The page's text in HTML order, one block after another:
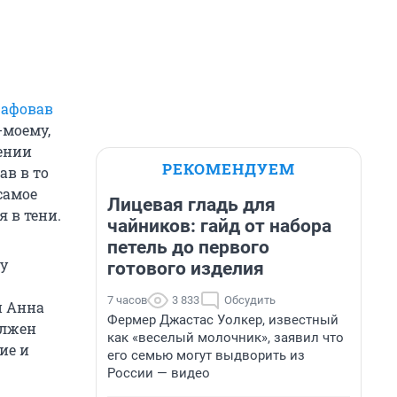
в то
в тени.
Анна
и
РЕКОМЕНДУЕМ
Лицевая гладь для
чайников: гайд от набора
петель до первого
готового изделия
7 часов 3 833 Обсудить
Фермер Джастас Уолкер, известный
как «веселый молочник», заявил что
его семью могут выдворить из
России — видео